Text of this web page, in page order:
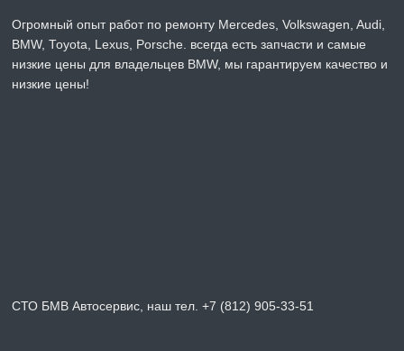
Огромный опыт работ по ремонту Mercedes, Volkswagen, Audi,
BMW, Toyota, Lexus, Porsche. всегда есть запчасти и самые
низкие цены для владельцев BMW, мы гарантируем качество и
низкие цены!
СТО БМВ Автосервис, наш тел. +7 (812) 905-33-51